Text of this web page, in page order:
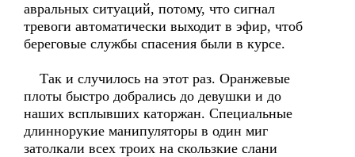
авральных ситуаций, потому, что сигнал
тревоги автоматически выходит в эфир, чтоб
береговые службы спасения были в курсе.
Так и случилось на этот раз. Оранжевые
плоты быстро добрались до девушки и до
наших всплывших каторжан. Специальные
длиннорукие манипуляторы в один миг
затолкали всех троих на скользкие слани